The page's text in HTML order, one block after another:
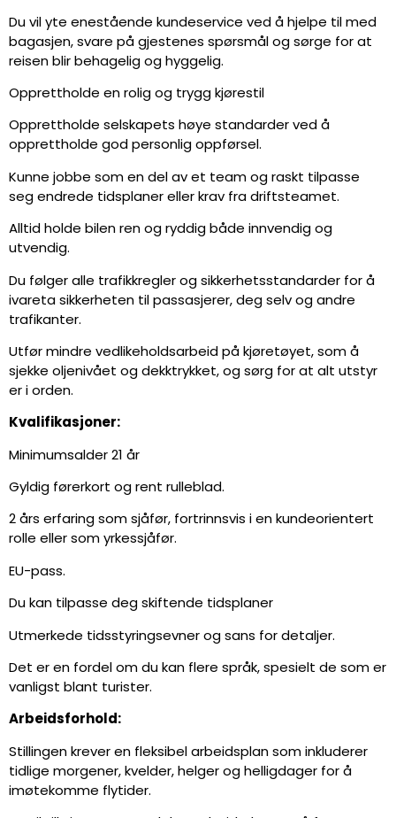
Du vil yte enestående kundeservice ved å hjelpe til med
bagasjen, svare på gjestenes spørsmål og sørge for at
reisen blir behagelig og hyggelig.
Opprettholde en rolig og trygg kjørestil
Opprettholde selskapets høye standarder ved å
opprettholde god personlig oppførsel.
Kunne jobbe som en del av et team og raskt tilpasse
seg endrede tidsplaner eller krav fra driftsteamet.
Alltid holde bilen ren og ryddig både innvendig og
utvendig.
Du følger alle trafikkregler og sikkerhetsstandarder for å
ivareta sikkerheten til passasjerer, deg selv og andre
trafikanter.
Utfør mindre vedlikeholdsarbeid på kjøretøyet, som å
sjekke oljenivået og dekktrykket, og sørg for at alt utstyr
er i orden.
Kvalifikasjoner:
Minimumsalder 21 år
Gyldig førerkort og rent rulleblad.
2 års erfaring som sjåfør, fortrinnsvis i en kundeorientert
rolle eller som yrkessjåfør.
EU-pass.
Du kan tilpasse deg skiftende tidsplaner
Utmerkede tidsstyringsevner og sans for detaljer.
Det er en fordel om du kan flere språk, spesielt de som er
vanligst blant turister.
Arbeidsforhold:
Stillingen krever en fleksibel arbeidsplan som inkluderer
tidlige morgener, kvelder, helger og helligdager for å
imøtekomme flytider.